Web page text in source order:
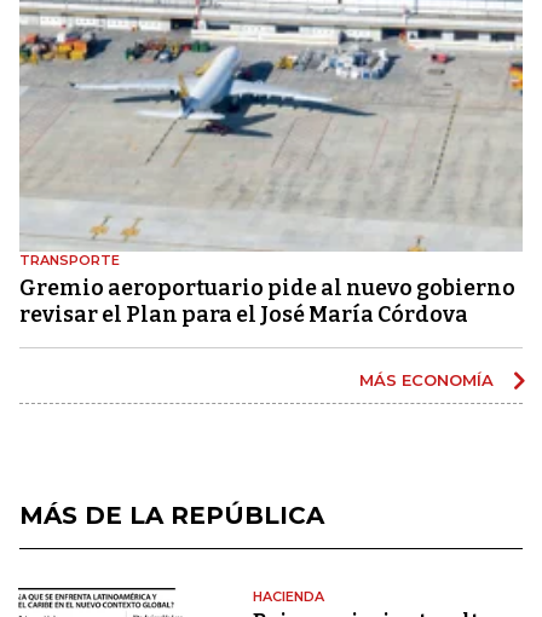
TRANSPORTE
Gremio aeroportuario pide al nuevo gobierno
revisar el Plan para el José María Córdova
MÁS ECONOMÍA
MÁS DE LA REPÚBLICA
HACIENDA